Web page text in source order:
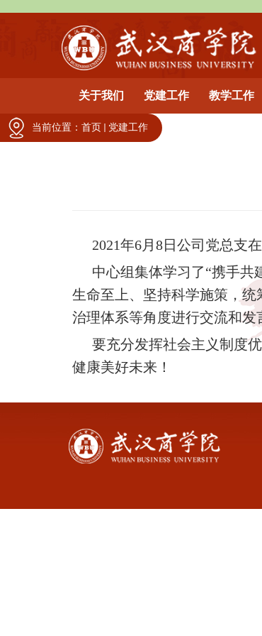
关于我们 党建工作 教学工作
2021年6月 8日 公司党总支
中心组集体学习了“携手共
生命至上、坚持科学施策，
治理体系等角度进行交流和发
要充分发挥社会主义制度
健康美好未来！
当前位置： 首页 党建工作